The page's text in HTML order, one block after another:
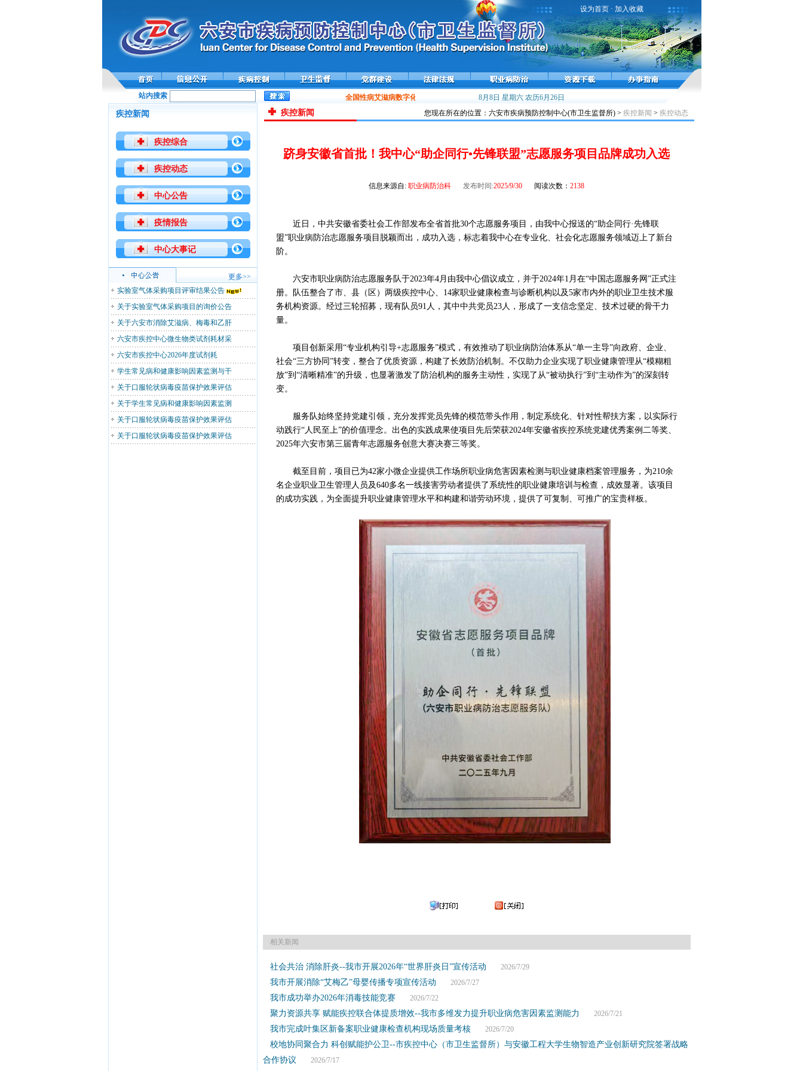
设为首页· 加入收藏
站内搜索 全国性病艾滋病数字化防控平台——携手在线上线运行 流感流行高峰，接种疫苗预防流感！
8月8日 星期六农历6月26日
疾控新闻
疾控综合
疾控动态
中心公告
疫情报告
中心大事记
更多>>
实验室气体采购项目评审结果公告
关于实验室气体采购项目的询价公告
关于六安市消除艾滋病、梅毒和乙肝
六安市疾控中心微生物类试剂耗材采
六安市疾控中心2026年度试剂耗
学生常见病和健康影响因素监测与干
关于口服轮状病毒疫苗保护效果评估
关于学生常见病和健康影响因素监测
关于口服轮状病毒疫苗保护效果评估
关于口服轮状病毒疫苗保护效果评估
疾控新闻 您现在所在的位置：六安市疾病预防控制中心(市卫生监督所) > 疾控新闻 > 疾控动态
跻身安徽省首批！我中心“助企同行•先锋联盟”志愿服务项目品牌成功入选
信息来源自: 职业病防治科 发布时间:2025/9/30 阅读次数： 2138
近日，中共安徽省委社会工作部发布全省首批30个志愿服务项目，由我中心报送的“助企同行·先锋联
盟”职业病防治志愿服务项目脱颖而出，成功入选，标志着我中心在专业化、社会化志愿服务领域迈上了新台
阶。
六安市职业病防治志愿服务队于2023年4月由我中心倡议成立，并于2024年1月在“中国志愿服务网”正式注
册。队伍整合了市、县（区）两级疾控中心、14家职业健康检查与诊断机构以及5家市内外的职业卫生技术服
务机构资源。经过三轮招募，现有队员91人，其中中共党员23人，形成了一支信念坚定、技术过硬的骨干力
量。
项目创新采用“专业机构引导+志愿服务”模式，有效推动了职业病防治体系从“单一主导”向政府、企业、
社会“三方协同”转变，整合了优质资源，构建了长效防治机制。不仅助力企业实现了职业健康管理从“模糊粗
放”到“清晰精准”的升级，也显著激发了防治机构的服务主动性，实现了从“被动执行”到“主动作为”的深刻转
变。
服务队始终坚持党建引领，充分发挥党员先锋的模范带头作用，制定系统化、针对性帮扶方案，以实际行
动践行“人民至上”的价值理念。出色的实践成果使项目先后荣获2024年安徽省疾控系统党建优秀案例二等奖、
2025年六安市第三届青年志愿服务创意大赛决赛三等奖。
截至目前，项目已为42家小微企业提供工作场所职业病危害因素检测与职业健康档案管理服务，为210余
名企业职业卫生管理人员及640多名一线接害劳动者提供了系统性的职业健康培训与检查，成效显著。该项目
的成功实践，为全面提升职业健康管理水平和构建和谐劳动环境，提供了可复制、可推广的宝贵样板。
相关新闻
社会共治 消除肝炎--我市开展2026年“世界肝炎日”宣传活动 2026/7/29
我市开展消除“艾梅乙”母婴传播专项宣传活动 2026/7/27
我市成功举办2026年消毒技能竞赛 2026/7/22
聚力资源共享 赋能疾控联合体提质增效--我市多维发力提升职业病危害因素监测能力 2026/7/21
我市完成叶集区新备案职业健康检查机构现场质量考核2026/7/20
校地协同聚合力 科创赋能护公卫--市疾控中心（市卫生监督所）与安徽工程大学生物智造产业创新研究院签署战略
合作协议 2026/7/17